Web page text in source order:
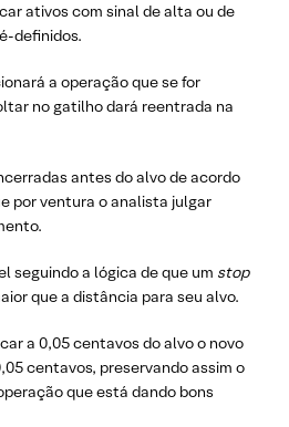
ativos com sinal de alta ou de
definidos.
a operação que se for
no gatilho dará reentrada na
antes do alvo de acordo
por ventura o analista julgar
seguindo a lógica de que um stop
que a distância para seu alvo.
a 0,05 centavos do alvo o novo
centavos, preservando assim o
que está dando bons